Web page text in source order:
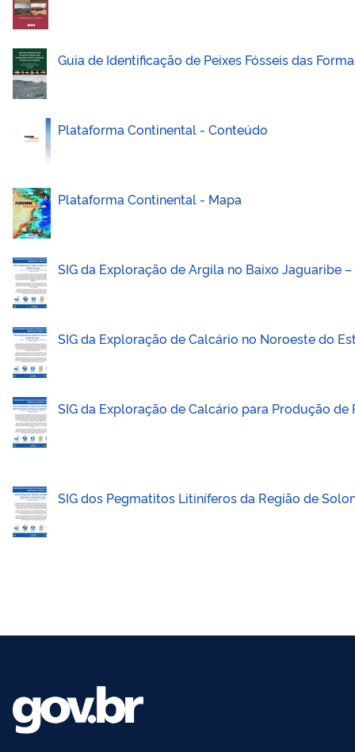
Guia de Identificação de Peixes Fósseis das
Plataforma Continental - Conteúdo
Plataforma Continental - Mapa
SIG da Exploração de Argila no Baixo Jaguaribe
SIG da Exploração de Calcário no Noroeste do
SIG da Exploração de Calcário para Produção
SIG dos Pegmatitos Litiníferos da Região de